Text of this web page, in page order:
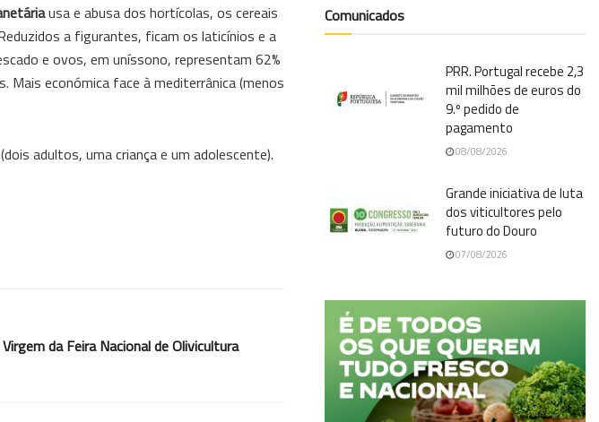
usa e abusa dos hortícolas, os cereais
a figurantes, ficam os laticínios e a
e ovos, em uníssono, representam 62%
económica face à mediterrânica (menos
adultos, uma criança e um adolescente).
da Feira Nacional de Olivicultura
Comunicados
PRR. Portugal recebe 2,3
mil milhões de euros do
9.º pedido de
pagamento
08/08/2026
Grande iniciativa de luta
dos viticultores pelo
futuro do Douro
07/08/2026